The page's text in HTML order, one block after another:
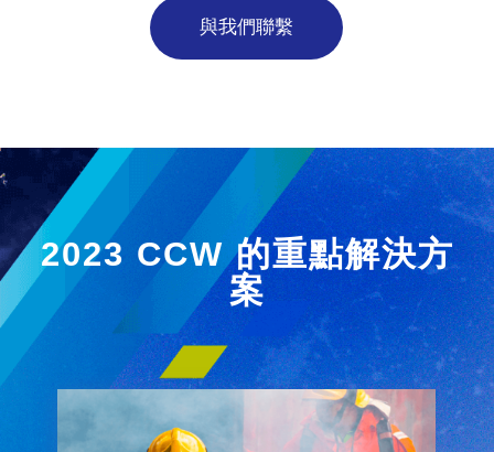
與我們聯繫
2023 CCW 的重點解決方
案